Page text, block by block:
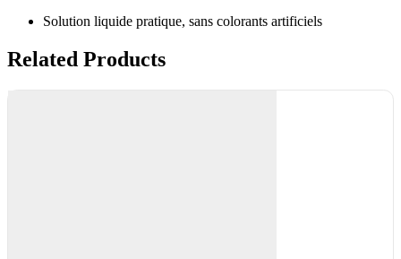
Solution liquide pratique, sans colorants artificiels
Related Products